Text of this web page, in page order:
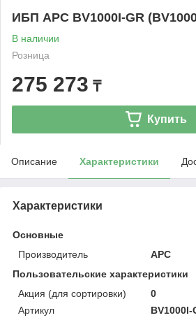
ИБП APC BV1000I-GR
В наличии
Розница
275 273 ₸
Купить
Описание Характеристики
Характеристики
Основные
Производитель
APC
Пользовательские характеристики
Акция (для сортировки)
0
Артикул
BV1000I-